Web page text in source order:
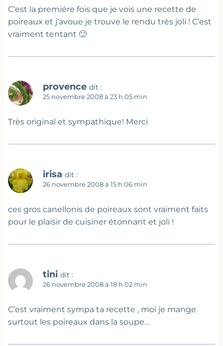
C’est la premiére fois que je vois une recette de
poireaux et j’avoue je trouve le rendu très joli ! C’est
vraiment tentant 🙂
provence dit :
25 novembre 2008 à 23 h 05 min
Très original et sympathique! Merci
irisa dit :
26 novembre 2008 à 15 h 06 min
ces gros canellonis de poireaux sont vraiment faits
pour le plaisir de cuisiner étonnant et joli !
tini dit :
26 novembre 2008 à 18 h 02 min
C’est vraiment sympa ta recette , moi je mange
surtout les poireaux dans la soupe…